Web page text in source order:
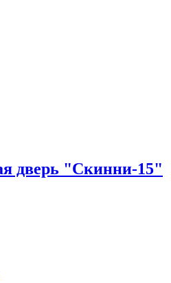
дверь "Скинни-15"